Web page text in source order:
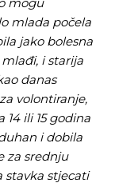
mlada počela
jako bolesna
i starija
danas
volontiranje,
ili 15 godina
i dobila
za srednju
stavka stjecati